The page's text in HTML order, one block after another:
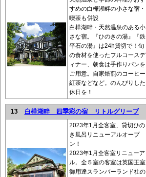
すめの白樺湖畔の小さな宿・
喫茶も併設
白樺湖畔・天然温泉のある小
さな宿。『ひのきの湯』『鉄
平石の湯』は24h貸切で！旬
の食材を使ったフルコースデ
ィナー、朝食は手作りパンを
ご用意。自家焙煎のコーヒー
紅茶などなど。のんびりした
休日を！
13 白樺湖畔 四季彩の宿 リトルグリーブ
2023年1月全客室、貸切ひの
き風呂リニューアルオープ
ン！
2023年1月全客室リニューア
ル。全５室の客室は英国王室
御用達スランバーランド社の